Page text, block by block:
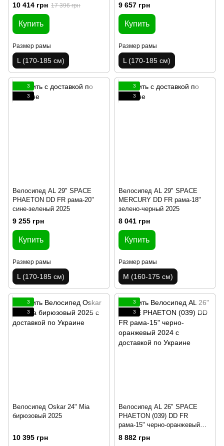
10 414 грн 17 396 грн
Купить
Размер рамы
L (170-185 см)
9 657 грн
Купить
Размер рамы
L (170-185 см)
3
3
Велосипед AL 29" SPACE
PHAETON DD FR рама-20"
сине-зеленый 2025
9 255 грн
Купить
Размер рамы
L (170-185 см)
3
3
Велосипед AL 29" SPACE
MERCURY DD FR рама-18"
зелено-черный 2025
8 041 грн
Купить
Размер рамы
M (160-175 см)
3
3
Велосипед Oskar 24" Mia
бирюзовый 2025
10 395 грн
3
3
Велосипед AL 26" SPACE
PHAETON (039) DD FR
рама-15" черно-оранжевый
2024
8 882 грн